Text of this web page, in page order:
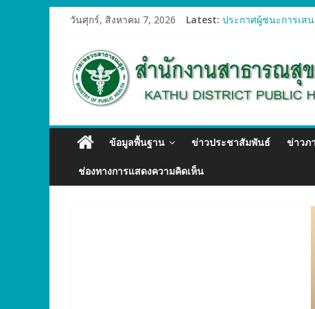
วันศุกร์, สิงหาคม 7, 2026 Latest: ประกาศผู้ชนะการเส
ประกาศผู้ชนะการเส
ประกาศผู้ชนะการเส
ข้อมูลพื้นฐาน ข่าวประชาสัมพันธ์ ข่าวภ
ช่องทางการแสดงความคิดเห็น